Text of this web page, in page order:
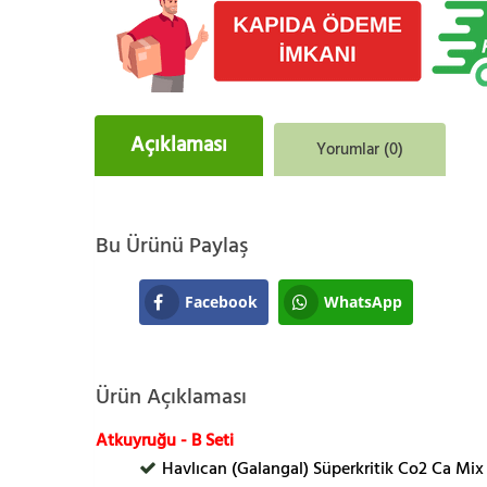
Açıklaması Yorumlar (0)
Bu Ürünü Paylaş
Facebook WhatsApp
Ürün Açıklaması
Atkuyruğu - B Seti
Havlıcan (Galangal) Süperkritik Co2 Ca Mix